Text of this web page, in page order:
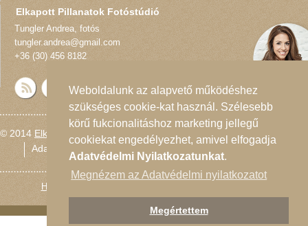
Weboldalunk az alapvető működéshez
szükséges cookie-kat használ. Szélesebb
körű fukcionalitáshoz marketing jellegű
cookiekat engedélyezhet, amivel elfogadja
Adatvédelmi Nyilatkozatunkat.
Megnézem az Adatvédelmi nyilatkozatot
Megértettem
Elkapott Pillanatok Fotóstúdió
Tungler Andrea, fotós
tungler.andrea@gmail.com
+36 (30) 456 8182
© 2014 Elkapott Pillanatok Fotóstúdió
Adatvédelmi nyilatkozat
Oldaltérkép
Honlapmodernizálás